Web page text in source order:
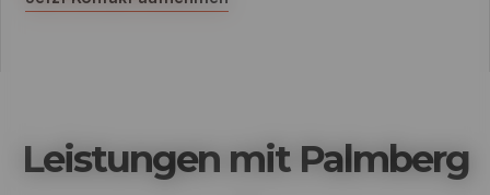
Leistungen mit Palmberg